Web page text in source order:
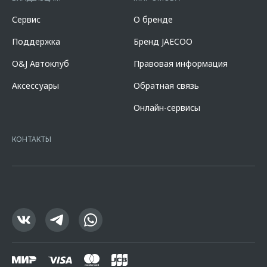
составляет 7,700% при первоначальном взносе 50,000% от
стоимости автомобиля, при сроке кредита 60 мес. и определяется
индивидуально. Указанное предложение действует в случае
оформления полиса КАСКО. При отказе от полиса КАСКО/отсутствии
пролонгации процентная ставка увеличится на 3%. Оценивайте свои
финансовые возможности и риски. Подробнее уточняйте в
официальных дилерских центрах «Omoda». Изучите все условия
кредита в разделе «Кредит на покупку автомобиля у дилера» на
сайте банкаhttps://alfabank.ru/get-money/auto-loan/dealers/?
7728168971 ОГРН 1027700067328 место нахождение 107078, г.
офертой.
Сервис
Поддержка
O&J Автоклуб
Аксессуары
О бренде
Бренд JAECOO
Правовая информация
Обратная связь
Онлайн-сервисы
КОНТАКТЫ